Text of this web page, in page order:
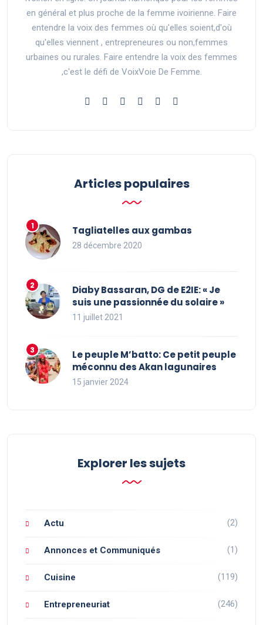
en général et plus proche de la femme ivoirienne. Faire
entendre la voix des femmes où qu'elles soient,d'où
qu'elles viennent , entrepreneures ou non,femmes
urbaines ou rurales. Faire entendre la voix des femmes
,c'est le défi de VoixVoie De Femme.
Articles populaires
Tagliatelles aux gambas
28 décembre 2020
Diaby Bassaran, DG de E2IE: « Je
suis une passionnée du solaire »
11 juillet 2021
Le peuple M’batto: Ce petit peuple
méconnu des Akan lagunaires
15 janvier 2024
Explorer les sujets
Actu (2)
Annonces et Communiqués (1)
Cuisine (119)
Entrepreneuriat (246)